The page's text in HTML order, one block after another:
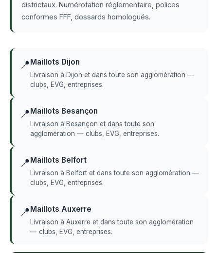
districtaux. Numérotation réglementaire, polices
conformes FFF, dossards homologués.
📍Maillots Dijon
Livraison à Dijon et dans toute son agglomération —
clubs, EVG, entreprises.
📍Maillots Besançon
Livraison à Besançon et dans toute son
agglomération — clubs, EVG, entreprises.
📍Maillots Belfort
Livraison à Belfort et dans toute son agglomération —
clubs, EVG, entreprises.
📍Maillots Auxerre
Livraison à Auxerre et dans toute son agglomération
— clubs, EVG, entreprises.